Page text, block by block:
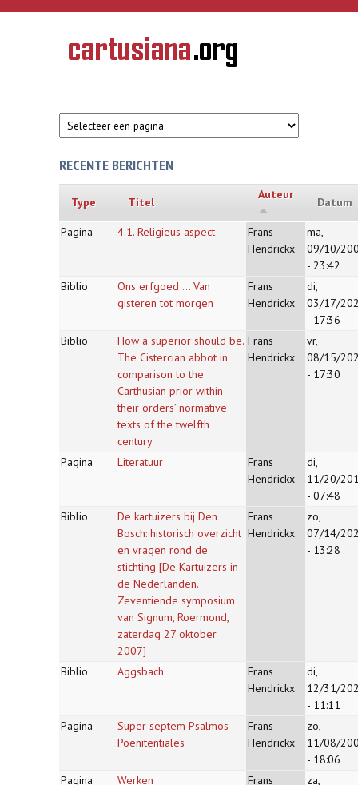
Overslaan en naar de inhoud gaan
CARTUSIANA
Geschiedenis
van de
RECENTE BERICHTEN
Type Titel
Auteur
Datum
Pagina 4.1. Religieus aspect
Frans
Hendrickx
ma,
09/10/
- 23:42
Biblio
Ons erfgoed ... Van
gisteren tot morgen
Frans
Hendrickx
di,
03/17/
- 17:36
Biblio
How a superior should be.
The Cistercian abbot in
comparison to the
Carthusian prior within
their orders’ normative
texts of the twelfth
century
Frans
Hendrickx
vr,
08/15/
- 17:30
Pagina Literatuur
Frans
Hendrickx
di,
11/20/
- 07:48
Biblio
De kartuizers bij Den
Bosch: historisch overzicht
en vragen rond de
stichting [De Kartuizers in
de Nederlanden.
Zeventiende symposium
van Signum, Roermond,
zaterdag 27 oktober
2007]
Frans
Hendrickx
zo,
07/14/
- 13:28
Biblio Aggsbach
Frans
Hendrickx
di,
12/31/
- 11:11
Pagina
Super septem Psalmos
Poenitentiales
Frans
Hendrickx
zo,
11/08/
- 18:06
Pagina
Werken
Frans
za,